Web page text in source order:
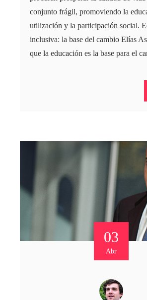
conjunto frágil, promoviendo la
utilización y la participación social.
inclusiva: la base del cambio Elías
que la educación es la base para el
03
Abr